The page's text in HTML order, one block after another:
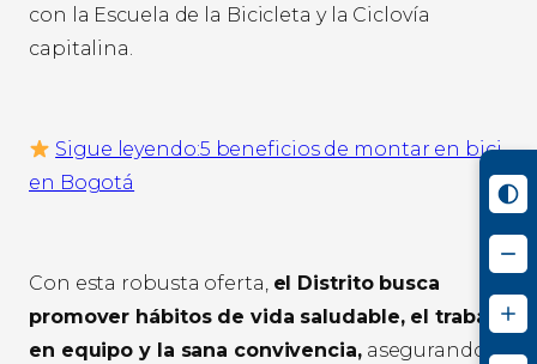
con la Escuela de la Bicicleta y la Ciclovía
capitalina.
Sigue leyendo:5 beneficios de montar en bici
en Bogotá
Con esta robusta oferta, el Distrito busca
promover hábitos de vida saludable, el trabajo
en equipo y la sana convivencia,asegurando